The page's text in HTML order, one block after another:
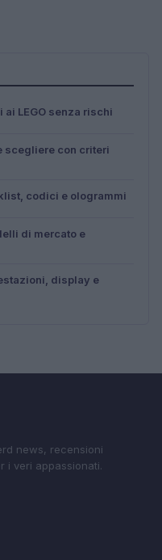
LEGO senza rischi
scegliere con criteri
codici e ologrammi
di mercato e
display e
news, recensioni
i veri appassionati.